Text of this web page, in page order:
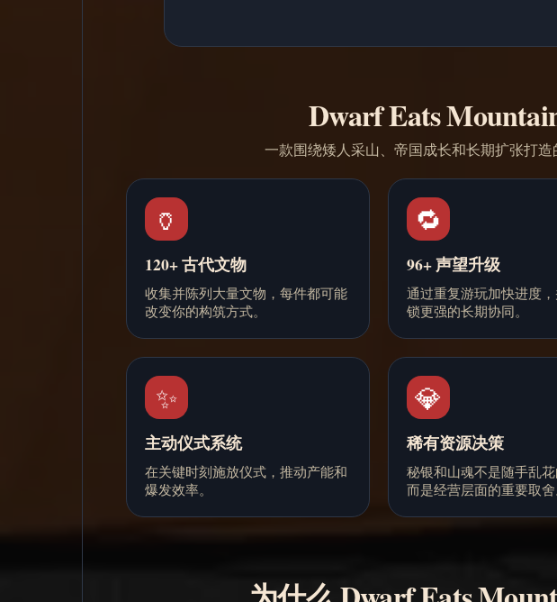
Dwarf Eats
一款围绕矮人采山、帝国成长和长期扩张打造
🏺
120+ 古代文物
收集并陈列大量文物，每件都可能
改变你的构筑方式。
🔁
96+ 声望升级
通过重复游玩加快进度
锁更强的长期协同。
✨
主动仪式系统
在关键时刻施放仪式，推动产能和
爆发效率。
💎
稀有资源决策
秘银和山魂不是随手乱花
而是经营层面的重要取舍